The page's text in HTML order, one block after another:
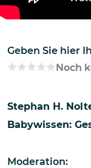
Geben Sie hier
Noch
Stephan H.
Babywissen:
Moderation: